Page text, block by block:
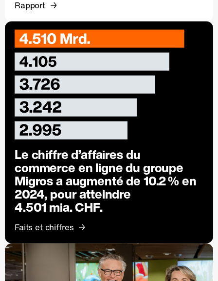
Rapport
Le chiffre d’affaires du
commerce en ligne du groupe
Migros a augmenté de10.2 %en
2024, pour atteindre
4.501 mia. CHF.
Faits et chiffres